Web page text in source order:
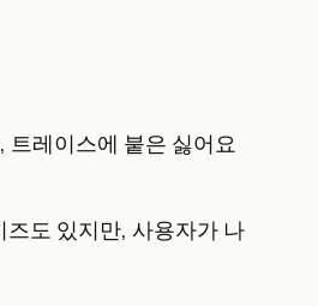
트레이스에 붙은 싫어요
즈도 있지만, 사용자가 나